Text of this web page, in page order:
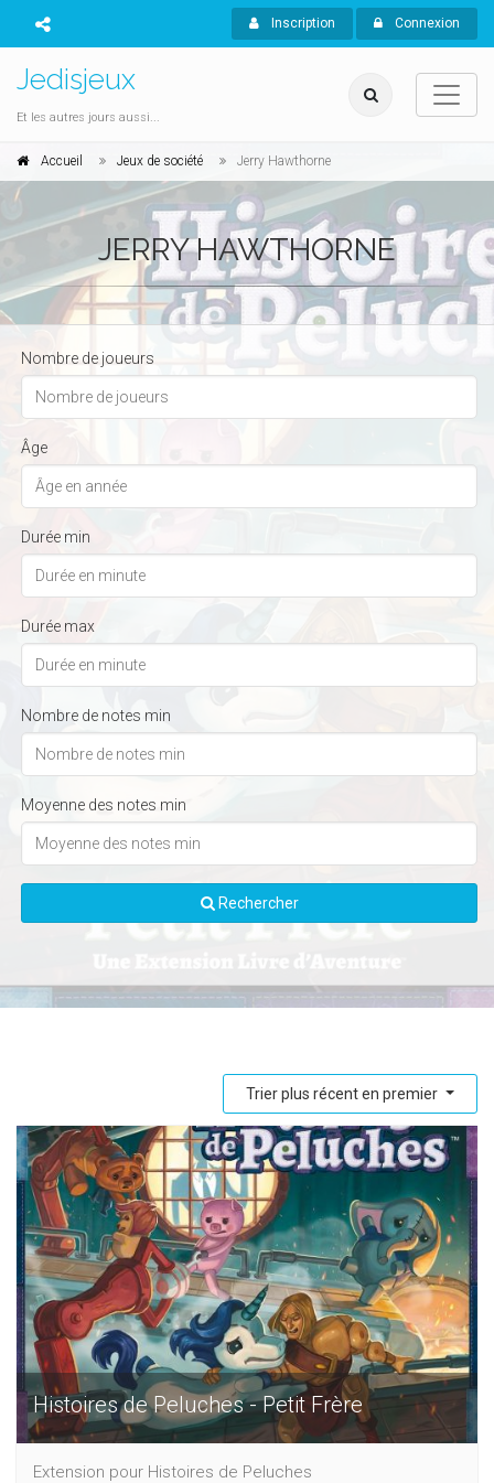
Inscription Connexion
Jedisjeux
Et les autres jours aussi...
Accueil Jeux de société Jerry Hawthorne
JERRY HAWTHORNE
Nombre de joueurs
Âge
Durée min
Durée max
Nombre de notes min
Moyenne des notes min
Rechercher
Trier plus récent en premier
Histoires de Peluches - Petit Frère
Extension pour Histoires de Peluches